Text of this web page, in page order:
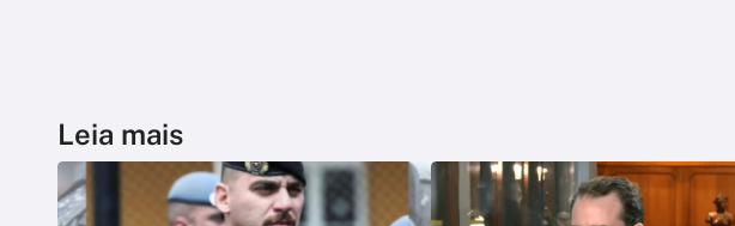
Leia mais